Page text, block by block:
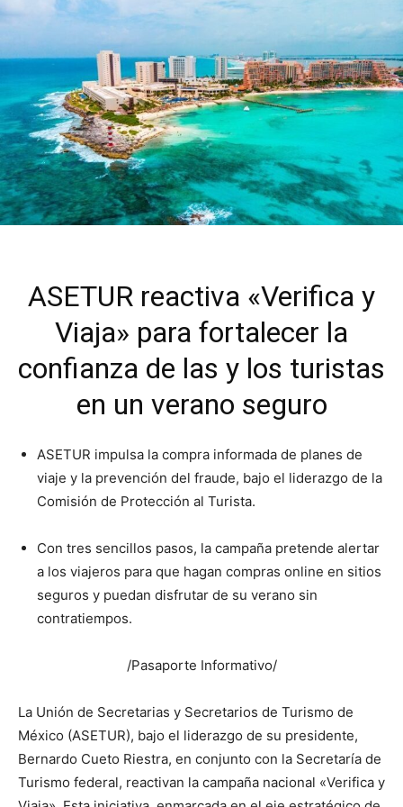
ASETUR reactiva «Verifica y
Viaja» para fortalecer la
confianza de las y los turistas
en un verano seguro
ASETUR impulsa la compra informada de planes de
viaje y la prevención del fraude, bajo el liderazgo de la
Comisión de Protección al Turista.
Con tres sencillos pasos, la campaña pretende alertar
a los viajeros para que hagan compras online en sitios
seguros y puedan disfrutar de su verano sin
contratiempos.
/Pasaporte Informativo/
La Unión de Secretarias y Secretarios de Turismo de
México (ASETUR), bajo el liderazgo de su presidente,
Bernardo Cueto Riestra, en conjunto con la Secretaría de
Turismo federal, reactivan la campaña nacional «Verifica y